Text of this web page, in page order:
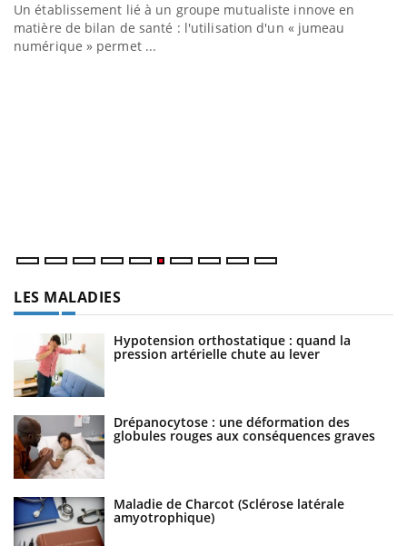
Un établissement lié à un groupe mutualiste innove en
matière de bilan de santé : l'utilisation d'un « jumeau
numérique » permet ...
LES MALADIES
Hypotension orthostatique : quand la
pression artérielle chute au lever
Drépanocytose : une déformation des
globules rouges aux conséquences graves
Maladie de Charcot (Sclérose latérale
amyotrophique)